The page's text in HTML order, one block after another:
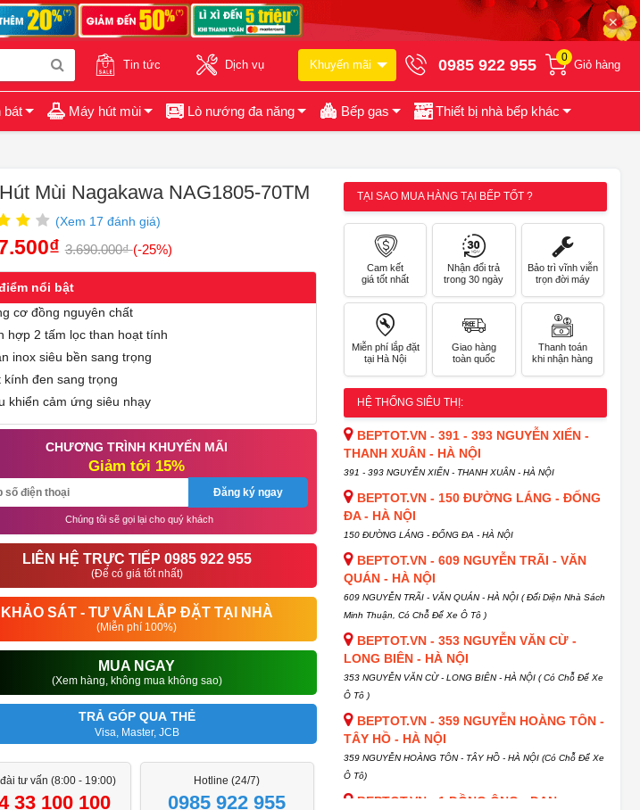
✕
Tin tức Dịch vụ Khuyến mãi 0985 922 955 0
Giỏ hàng
bát Máy hút mùi Lò nướng đa năng Bếp gas Thiết bị nhà bếp khác
Mùi Nagakawa NAG1805-70TM
(Xem 17 đánh giá)
3.690.000₫(-25%)
nổi bật
cơ đồng nguyên chất
hợp 2 tấm lọc than hoạt tính
inox siêu bền sang trọng
kính đen sang trọng
khiển cảm ứng siêu nhạy
CHƯƠNG TRÌNH KHUYẾN MÃI
Giảm tới 15%
Đăng ký ngay
Chúng tôi sẽ gọi lại cho quý khách
LIÊN HỆ TRỰC TIẾP 0985 922 955
(Để có giá tốt nhất)
KHẢO SÁT - TƯ VẤN LẮP ĐẶT TẠI NHÀ
(Miễn phí 100%)
MUA NGAY
(Xem hàng, không mua không sao)
TRẢ GÓP QUA THẺ
Visa, Master, JCB
tư vấn (8:00 - 19:00)
33 100 100
Hotline (24/7)
0985 922 955
TẠI SAO MUA HÀNG TẠI BẾP TỐT ?
Cam kết
giá tốt nhất
Nhận đổi trả
trong 30 ngày
Bảo trì vĩnh viễn
trọn đời máy
Miễn phí lắp đặt
tại Hà Nội
Giao hàng
toàn quốc
Thanh toán
khi nhận hàng
HỆ THỐNG SIÊU THỊ:
BEPTOT.VN - 391 - 393 NGUYỄN XIỂN -
THANH XUÂN - HÀ NỘI
391 - 393 NGUYỄN XIỂN - THANH XUÂN - HÀ NỘI
BEPTOT.VN - 150 ĐƯỜNG LÁNG - ĐỐNG
ĐA - HÀ NỘI
150 ĐƯỜNG LÁNG - ĐỐNG ĐA - HÀ NỘI
BEPTOT.VN - 609 NGUYỄN TRÃI - VĂN
QUÁN - HÀ NỘI
609 NGUYỄN TRÃI - VĂN QUÁN - HÀ NỘI ( Đối Diện Nhà Sách
Minh Thuận, Có Chỗ Để Xe Ô Tô )
BEPTOT.VN - 353 NGUYỄN VĂN CỪ -
LONG BIÊN - HÀ NỘI
353 NGUYỄN VĂN CỪ - LONG BIÊN - HÀ NỘI ( Có Chỗ Để Xe
Ô Tô )
BEPTOT.VN - 359 NGUYỄN HOÀNG TÔN -
TÂY HỒ - HÀ NỘI
359 NGUYỄN HOÀNG TÔN - TÂY HỒ - HÀ NỘI (Có Chỗ Để Xe
Ô Tô)
BEPTOT.VN - 1 ĐỒNG ÔNG - ĐAN